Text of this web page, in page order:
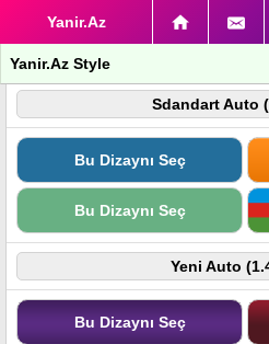
Yanir.Az
Yanir.Az Style
Sdandart Auto
Bu Dizaynı Seç
Bu Dizaynı Seç
Yeni Auto
Bu Dizaynı Seç